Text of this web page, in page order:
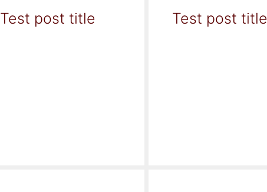
Test post title Test post title